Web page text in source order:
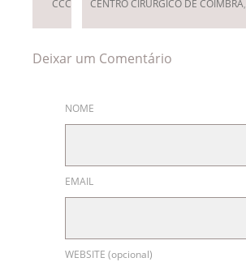
CCC CENTRO CIRÚRGICO DE COIMBRA,
Deixar um Comentário
NOME
EMAIL
WEBSITE (opcional)